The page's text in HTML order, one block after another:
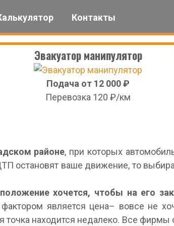
Контакты
Эвакуатор Хотьково
Эвакуатор манипулятор
Подача от 12 000 ₽
Перевозка 120 ₽/км
районе, при которых
остановят ваше движение, то
хочется, чтобы на его
является цена– вовсе не
точка находится недалеко. Все